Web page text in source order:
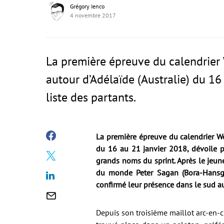
Grégory Ienco
4 novembre 2017
La première épreuve du
autour d’Adélaïde (Australie) du
liste des partants.
La première épreuve du calendrier
du 16 au 21 janvier 2018, dévoile
grands noms du sprint. Après le
du monde Peter Sagan (Bora-
confirmé leur présence dans le sud
Depuis son troisième maillot arc-en-